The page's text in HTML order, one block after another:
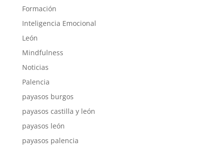
Formación
Inteligencia Emocional
León
Mindfulness
Noticias
Palencia
payasos burgos
payasos castilla y león
payasos león
payasos palencia